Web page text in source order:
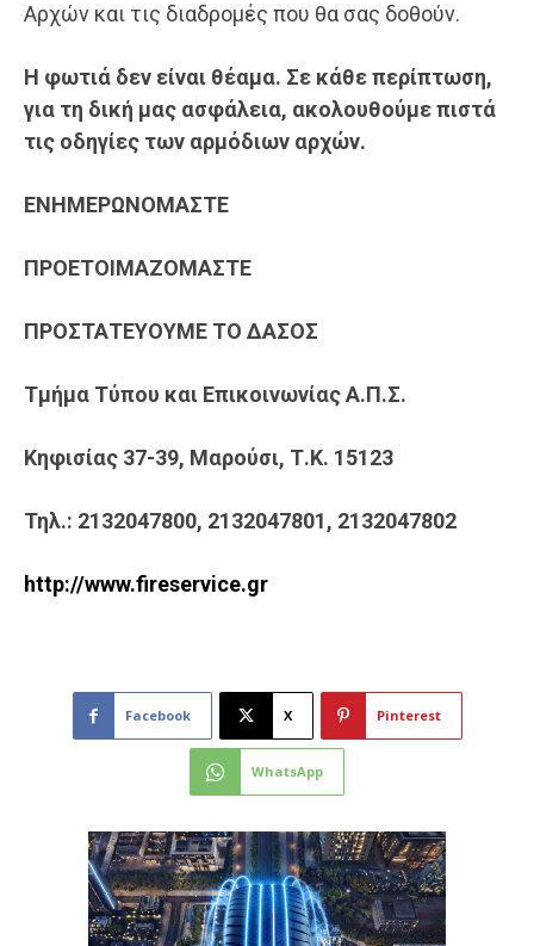
Αρχών και τις διαδρομές που θα σας δοθούν.
Η φωτιά δεν είναι θέαμα. Σε κάθε περίπτωση,
για τη δική μας ασφάλεια, ακολουθούμε πιστά
τις οδηγίες των αρμόδιων αρχών.
ΕΝΗΜΕΡΩΝΟΜΑΣΤΕ
ΠΡΟΕΤΟΙΜΑΖΟΜΑΣΤΕ
ΠΡΟΣΤΑΤΕΥΟΥΜΕ ΤΟ ΔΑΣΟΣ
Τμήμα Τύπου και ΕπικοινωνίαςΑ.Π.Σ.
Κηφισίας 37-39, Μαρούσι, Τ.Κ. 15123
Τηλ.: 2132047800, 2132047801, 2132047802
http://www.fireservice.gr
Facebook X Pinterest
WhatsApp